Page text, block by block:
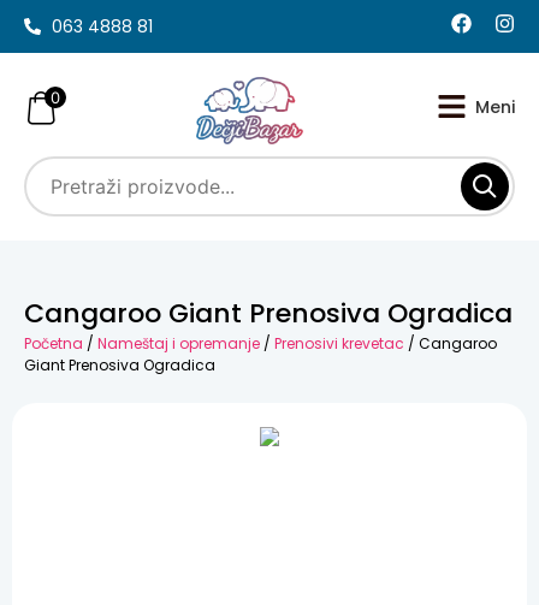
063 4888 81
0
Cangaroo Giant Prenosiva Ogradica
Početna / Nameštaj i opremanje / Prenosivi krevetac / Cangaroo
Giant Prenosiva Ogradica